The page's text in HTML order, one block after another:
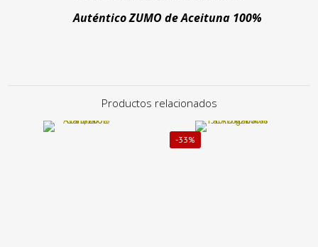
Auténtico ZUMO de Aceituna 100%
Productos relacionados
-33%